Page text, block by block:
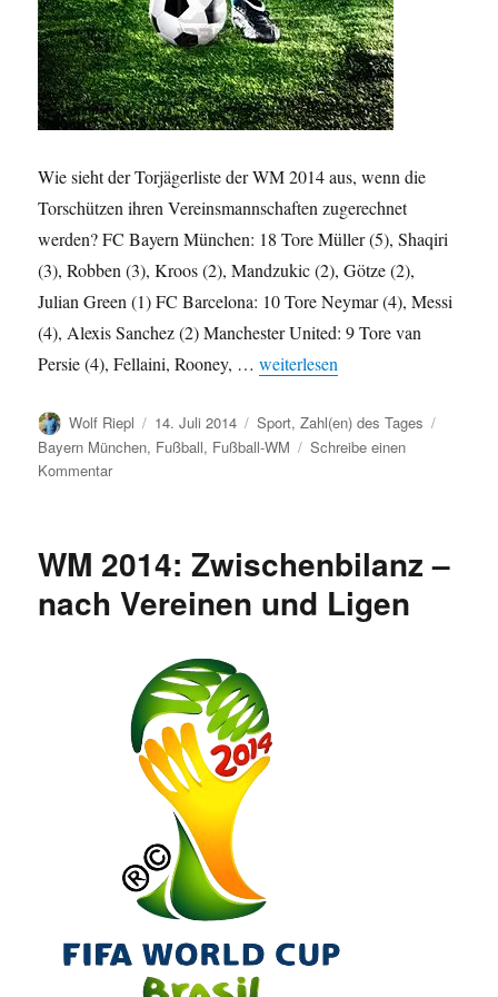
Wie sieht der Torjägerliste der WM 2014 aus, wenn die
Torschützen ihren Vereinsmannschaften zugerechnet
werden? FC Bayern München: 18 Tore Müller (5), Shaqiri
(3), Robben (3), Kroos (2), Mandzukic (2), Götze (2),
Julian Green (1) FC Barcelona: 10 Tore Neymar (4), Messi
(4), Alexis Sanchez (2) Manchester United: 9 Tore van
Persie (4), Fellaini, Rooney, …„WM 2014: Tore-Rangliste nach
weiterlesen
Autor
Wolf Riepl
Veröffentlicht
am
14. Juli 2014 Kategorien
Sport,Zahl(en) des Tages
Bayern München, Fußball, Fußball-WM
Schreibe einen
Kommentarzu
Rangliste
Vereinen
München
gewinnt
Torjägerkrone“
WM 2014: Zwischenbilanz –
nach Vereinen und Ligen